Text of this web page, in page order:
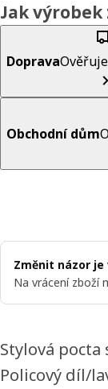
Jak
Doprava
Obchodní dům
Změnit názor je
Na vrácení zboží
Stylová
Policový díl/